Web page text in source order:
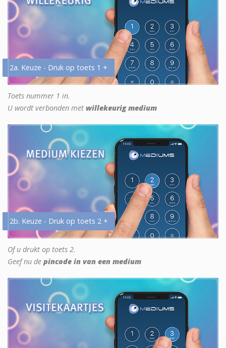
2a. Keuze - Druk op toets 1 +
Toets nummer 1 in.
U wordt verbonden met willekeurig medium
2b. Keuze - Druk op toets 2 +
Of u drukt op toets 2.
Geef nu de pincode in van een medium